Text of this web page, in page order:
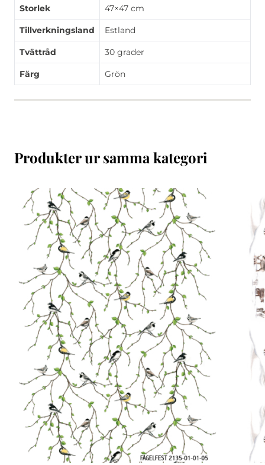
Storlek 47×47 cm
Tillverkningsland Estland
Tvättråd 30 grader
Färg Grön
Produkter ur samma kategori